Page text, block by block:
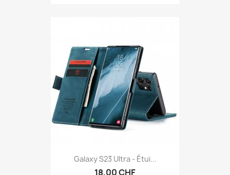
Galaxy S23 Ultra - Étui...
18,00 CHF